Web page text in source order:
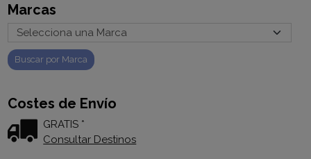
Marcas
Costes de Envío
GRATIS *
Consultar Destinos